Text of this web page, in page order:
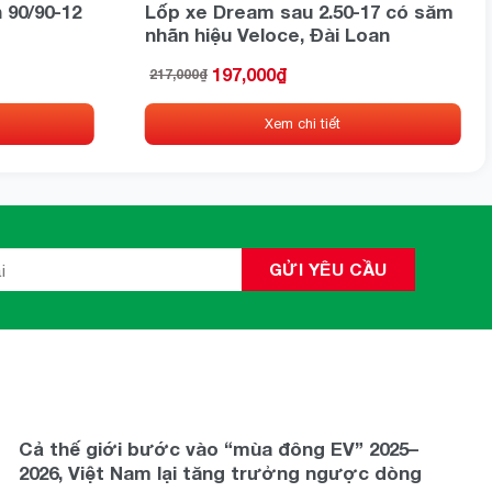
90-12
Lốp xe Dream sau 2.50-17 có săm
nhãn hiệu Veloce, Đài Loan
217,000₫
Giá
là:
197,000₫
Giá
tại
197,000₫.
Xem chi tiết
Cả thế giới bước vào “mùa đông EV” 2025–
2026, Việt Nam lại tăng trưởng ngược dòng